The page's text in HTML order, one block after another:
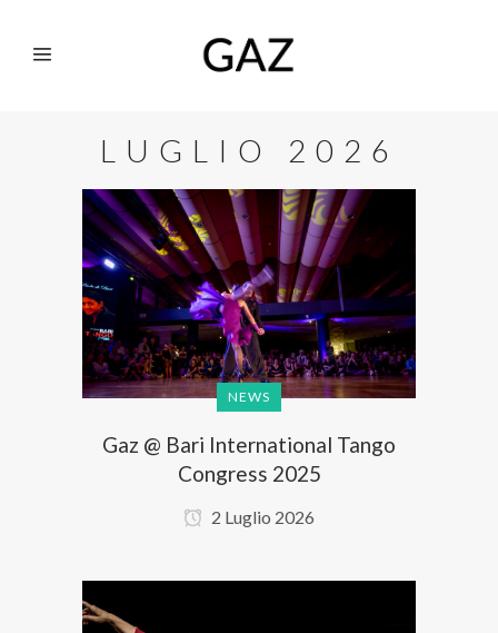
LUGLIO 2026
NEWS
Gaz @ Bari International Tango
Congress 2025
2 Luglio 2026